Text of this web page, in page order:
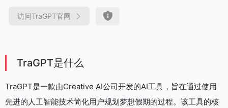
访问TraGPT官网
TraGPT是什么
TraGPT是一款由Creative AI公司开发的AI工具，旨在通过使用
先进的人工智能技术简化用户规划梦想假期的过程。该工具的核